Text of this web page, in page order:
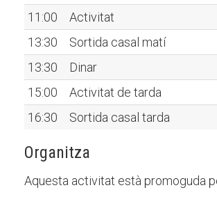
11:00
Activitat
13:30
Sortida casal matí
13:30
Dinar
15:00
Activitat de tarda
16:30
Sortida casal tarda
Organitza
Aquesta activitat està promoguda